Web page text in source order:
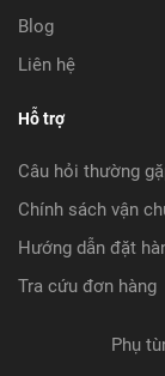
Blog
Liên hệ
Hỗ trợ
Câu hỏi thường
Chính sách vận
Hướng dẫn đặt
Tra cứu đơn hàng
Phụ